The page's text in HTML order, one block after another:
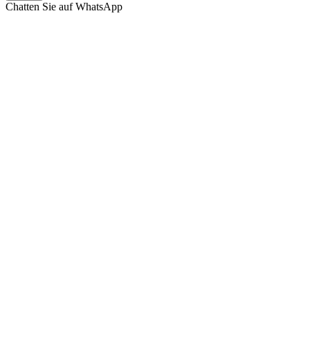
Chatten Sie auf WhatsApp